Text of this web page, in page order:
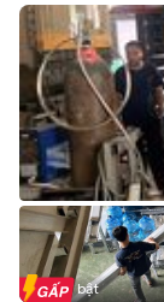
Tin nổi bật